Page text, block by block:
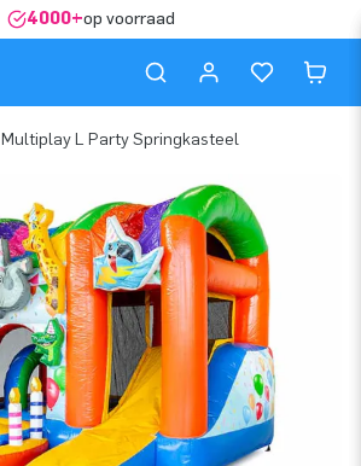
4000+op voorraad
Multiplay L Party Springkasteel